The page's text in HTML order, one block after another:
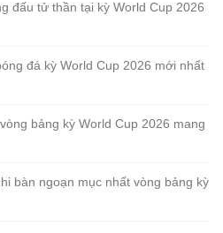
đấu tử thần tại kỳ World Cup 2026
đá kỳ World Cup 2026 mới nhất
bảng kỳ World Cup 2026 mang
bàn ngoạn mục nhất vòng bảng kỳ